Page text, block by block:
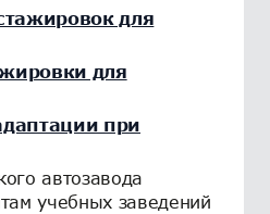
для
для
при
автозавода
учебных заведений